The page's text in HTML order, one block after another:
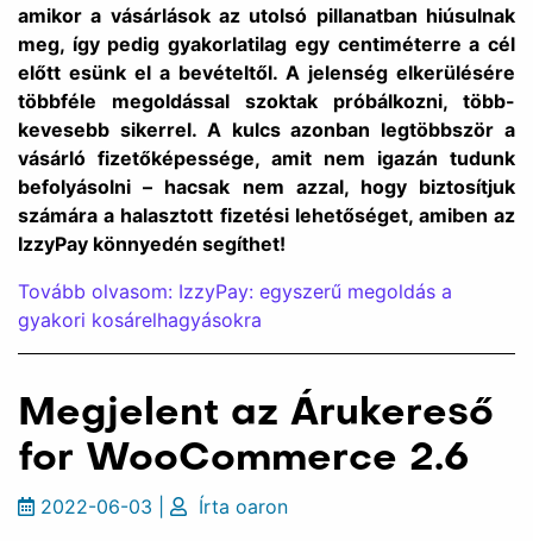
amikor a vásárlások az utolsó pillanatban hiúsulnak
meg, így pedig gyakorlatilag egy centiméterre a cél
előtt esünk el a bevételtől. A jelenség elkerülésére
többféle megoldással szoktak próbálkozni, több-
kevesebb sikerrel. A kulcs azonban legtöbbször a
vásárló fizetőképessége, amit nem igazán tudunk
befolyásolni – hacsak nem azzal, hogy biztosítjuk
számára a halasztott fizetési lehetőséget, amiben az
IzzyPay könnyedén segíthet!
Tovább olvasom: IzzyPay: egyszerű megoldás a
gyakori kosárelhagyásokra
Megjelent az Árukereső
for WooCommerce 2.6
2022-06-03 Írta oaron